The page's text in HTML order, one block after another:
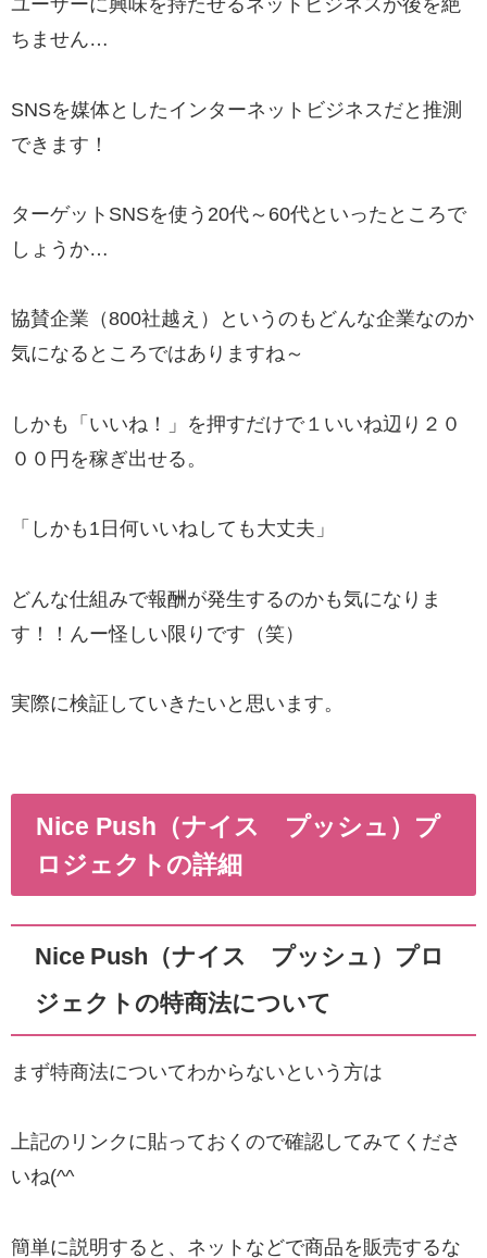
ユーザーに興味を持たせるネットビジネスが後を絶
ちません…
SNSを媒体としたインターネットビジネスだと推測
できます！
ターゲットSNSを使う 20代～60代といったところで
しょうか…
協賛企業（800社越え）
というのもどんな企業なのか
気になるところではありますね～
しかも「いいね！」を押すだけで１いいね辺り２０
００円を稼ぎ出せる。
「しかも1日何いいねしても大丈夫」
どんな仕組みで報酬が発生するのかも気になりま
す！！んー怪しい限りです（笑）
実際に検証していきたいと思います。
Nice Push（ナイス プッシュ）プ
ロジェクトの詳細
Nice Push（ナイス プッシュ）プロ
ジェクトの特商法について
まず特商法についてわからないという方は
上記のリンク に貼っておくので確認してみてくださ
いね(^^
簡単に説明すると、ネットなどで商品を販売するな